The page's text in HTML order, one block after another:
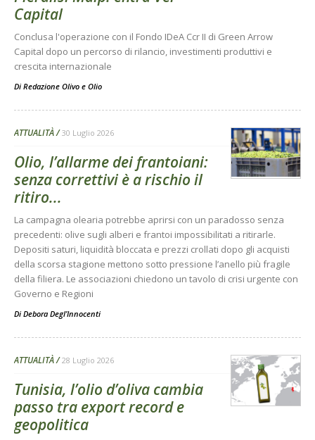
Capital
Conclusa l'operazione con il Fondo IDeA Ccr II di Green Arrow
Capital dopo un percorso di rilancio, investimenti produttivi e
crescita internazionale
Di Redazione Olivo e Olio
ATTUALITÀ 30 Luglio 2026
Olio, l’allarme dei frantoiani:
senza correttivi è a rischio il
ritiro...
La campagna olearia potrebbe aprirsi con un paradosso senza
precedenti: olive sugli alberi e frantoi impossibilitati a ritirarle.
Depositi saturi, liquidità bloccata e prezzi crollati dopo gli acquisti
della scorsa stagione mettono sotto pressione l’anello più fragile
della filiera. Le associazioni chiedono un tavolo di crisi urgente con
Governo e Regioni
Di Debora Degl’Innocenti
ATTUALITÀ 28 Luglio 2026
Tunisia, l’olio d’oliva cambia
passo tra export record e
geopolitica